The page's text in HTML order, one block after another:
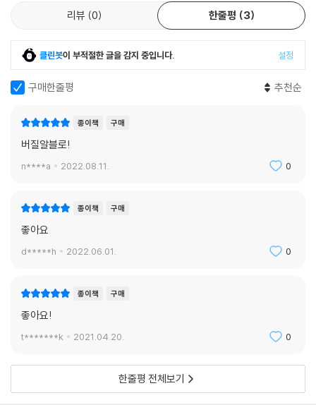
스토 등을 재해석한 프로젝트 더 텐(The Ten)으로 스니커 문화에 힘을
버질 아블로의 새로운 디자인은 공학적인 독창성을 통한 깊은 통찰력을 제
을 이용한 기존 나이키 신발의 특징을 바탕으로 아블로는 새로운 의미를
학적 이론과 아방가르드 해프닝에서 영감을 받아 각각의 신발에 상징성을
부여하고, 해체를 통해 예술적 아상블라주를 만들었다. 하나의 산업디자
인, 레디메이드 조각품과 웨어러블한 작품으로 탄생시켰다.
문 메시지와 나이키 아카이브의 귀중한 자료들을 통한 아블로의 체계적이
고 창의적인 제작 과정을 살펴본다. 스우시(Swooshes) 로고를 떼어내
거나, 테이프 혹은 실을 덧붙인 에어 조던을 발견할 수 있다. 인용구에서 발
-WhiteTM c/o Nike 컬렉션 속 각각의 모델에 담긴 아블로의 DIY 접근
방식을 확인할 수 있다.
이 책은 아블로의 협업적 작업 방식과 인쇄물이 갖는 힘을 다시금 확인할
수 있다. 책의 디자인을 위해 나이키와 아블로는 런던에 본사를 둔 디자인
스튜디오 잭 그룹(Zak Group)과 파트너십을 맺었다. 이와 함께, 균등한
분량으로 카탈로그와 개념적 툴박스로 개요를 구상했다. 책의 첫 번째 부
리뷰 0 한줄평 3
클린봇이 부적절한 글을 감지 중입니다. 설정
구매한줄평 추천순
종이책 구매
버질알블로!
n****a 2022.08.11. 0
종이책 구매
좋아요
d*****h 2022.06.01. 0
종이책 구매
좋아요!
t*******k 2021.04.20. 0
한줄평 전체보기